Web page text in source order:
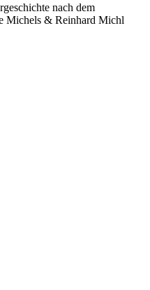
nach dem
Michels & Reinhard Michl